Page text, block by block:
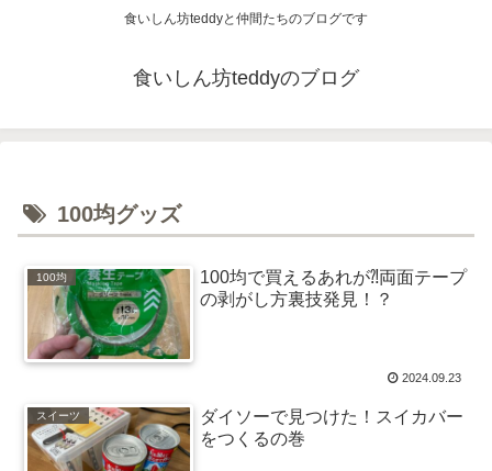
食いしん坊teddyと仲間たちのブログです
食いしん坊teddyのブログ
100均グッズ
100均
100均で買えるあれが⁈両面テープ
の剥がし方裏技発見！？
2024.09.23
スイーツ
ダイソーで見つけた！スイカバー
をつくるの巻